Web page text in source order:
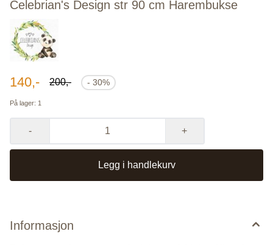
Celebrian's Design str 90 cm Harembukse
140,- 200,- - 30%
På lager: 1
- +
Legg i handlekurv
Informasjon